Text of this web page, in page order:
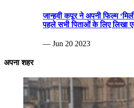
जान्हवी कपूर ने अपनी फिल्म
पहले सभी पिताओं के लिए लिखा
— Jun 20 2023
अपना शहर